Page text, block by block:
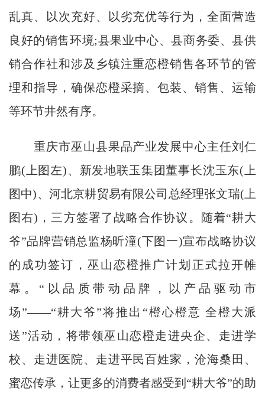
乱真、以次充好、以劣充优等行为，全面营造
良好的销售环境;县果业中心、县商务委、县供
销合作社和涉及乡镇注重恋橙销售各环节的管
理和指导，确保恋橙采摘、包装、销售、运输
等环节井然有序。
重庆市巫山县果品产业发展中心主任刘仁
鹏(上图左)、新发地联玉集团董事长沈玉东(上
图中)、河北京耕贸易有限公司总经理张文瑞(上
图右)，三方签署了战略合作协议。随着“耕大
爷”品牌营销总监杨昕潼(下图一)宣布战略协议
的成功签订，巫山恋橙推广计划正式拉开帷
幕。“以品质带动品牌，以产品驱动市
场”——“耕大爷”将推出“橙心橙意 全橙大派
送”活动，将带领巫山恋橙走进央企、走进学
校、走进医院、走进平民百姓家，沧海桑田、
蜜恋传承，让更多的消费者感受到“耕大爷”的助